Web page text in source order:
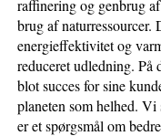
raffinering og genbrug
brug af naturressourcer.
energieffektivitet og
reduceret udledning.
blot succes for sine
planeten som helhed. Vi
er et spørgsmål om